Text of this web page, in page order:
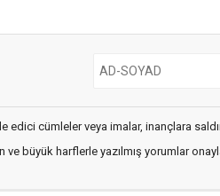
edici cümleler veya imalar, inançlara
ve büyük harflerle yazılmış yorumlar